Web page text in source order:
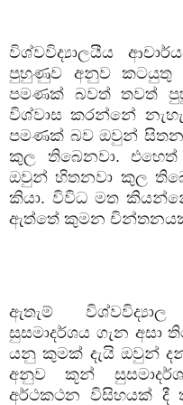
විශ්වවිද්‍යාලයීය
පුහුණුව අනුව කටයුතු
පමණක් බවත් තවත්
විශ්වාස කරන්නේ
පමණක් බව ඔවුන්
කුල තිබෙනවා.
ඔවුන් හිතනවා කුල
කියා. විවිධ මත
ඇත්තේ කුමන
ඇතැම්
සුසමාදර්ශය ගැන අසා
යනු කුමක් දැයි ඔවුන්
අනුව කූන්
අර්ථකථන විසිහයක් දී